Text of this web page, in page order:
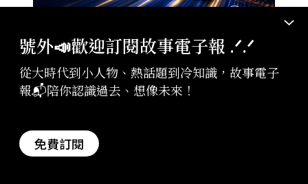
009829掌握AI關鍵 大華韓國KOSPI 50今強
勢開募
廣告・大華銀全能行銷方案
2026-08-07
號外📣歡迎訂閱故事電子報 .ᐟ‪‪.ᐟ
從大時代到小人物、熱話題到冷知識，故事電子
報📬陪你認識過去、想像未來！
免費訂閱